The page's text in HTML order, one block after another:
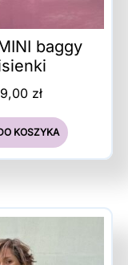
baggy
zł
KOSZYKA